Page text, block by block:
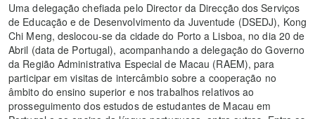
Uma delegação chefiada pelo Director da Direcção dos Serviços
de Educação e de Desenvolvimento da Juventude (DSEDJ), Kong
Chi Meng, deslocou-se da cidade do Porto a Lisboa, no dia 20 de
Abril (data de Portugal), acompanhando a delegação do Governo
da Região Administrativa Especial de Macau (RAEM), para
participar em visitas de intercâmbio sobre a cooperação no
âmbito do ensino superior e nos trabalhos relativos ao
prosseguimento dos estudos de estudantes de Macau em